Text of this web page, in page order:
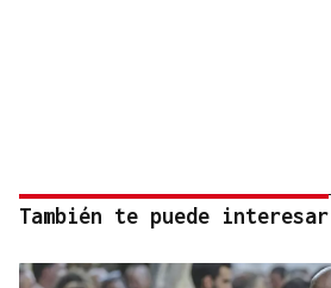
También te puede interesar